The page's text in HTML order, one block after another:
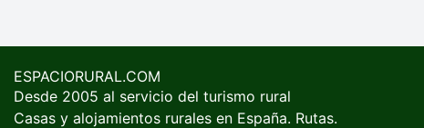
ESPACIORURAL.COM
Desde 2005 al servicio del turismo rural
Casas y alojamientos rurales en España. Rutas.